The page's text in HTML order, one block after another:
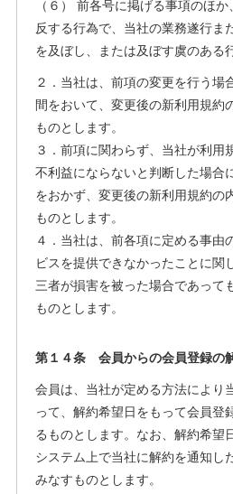
（６） 前各号に掲げる事項のほ
反する行為で、当社の業務遂行ま
を及ぼし、または及ぼす虞のある
２．当社は、前項の変更を行う場
間をおいて、変更後の新利用規約
ものとします。
３．前項に関わらず、当社が利用
不利益にならないと判断した場合
をおかず、変更後の新利用規約の
ものとします。
４．当社は、前各項に定める事由
ビスを提供できなかったことに関
三者が損害を被った場合であって
ものとします。
第１４条 会員からの会員登録の
会員は、当社が定める方法により
って、解約希望日をもって会員登
るものとします。なお、解約希望
システム上で当社に解約を通知し
みなすものとします。